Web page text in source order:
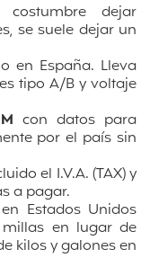
dejar
se suele dejar un
en España. Lleva
tipo A/B y voltaje
con datos para
por el país sin
el I.V.A. (TAX) y
a pagar.
Estados Unidos
en lugar de
kilos y galones en